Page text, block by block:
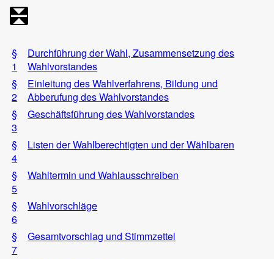
§
1
Durchführung der Wahl, Zusammensetzung des
Wahlvorstandes
§
2
Einleitung des Wahlverfahrens, Bildung und
Abberufung des Wahlvorstandes
§
3
Geschäftsführung des Wahlvorstandes
§
4
Listen der Wahlberechtigten und der Wählbaren
§
5
Wahltermin und Wahlausschreiben
§
6
Wahlvorschläge
§
7
Gesamtvorschlag und Stimmzettel